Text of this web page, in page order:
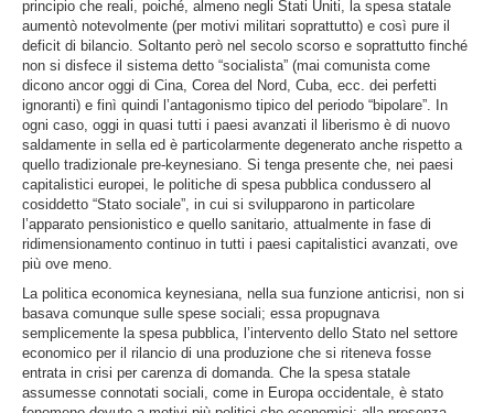
principio che reali, poiché, almeno negli Stati Uniti, la spesa statale
aumentò notevolmente (per motivi militari soprattutto) e così pure il
deficit di bilancio. Soltanto però nel secolo scorso e soprattutto finché
non si disfece il sistema detto “socialista” (mai comunista come
dicono ancor oggi di Cina, Corea del Nord, Cuba, ecc. dei perfetti
ignoranti) e finì quindi l’antagonismo tipico del periodo “bipolare”. In
ogni caso, oggi in quasi tutti i paesi avanzati il liberismo è di nuovo
saldamente in sella ed è particolarmente degenerato anche rispetto a
quello tradizionale pre-keynesiano. Si tenga presente che, nei paesi
capitalistici europei, le politiche di spesa pubblica condussero al
cosiddetto “Stato sociale”, in cui si svilupparono in particolare
l’apparato pensionistico e quello sanitario, attualmente in fase di
ridimensionamento continuo in tutti i paesi capitalistici avanzati, ove
più ove meno.
La politica economica keynesiana, nella sua funzione anticrisi, non si
basava comunque sulle spese sociali; essa propugnava
semplicemente la spesa pubblica, l’intervento dello Stato nel settore
economico per il rilancio di una produzione che si riteneva fosse
entrata in crisi per carenza di domanda. Che la spesa statale
assumesse connotati sociali, come in Europa occidentale, è stato